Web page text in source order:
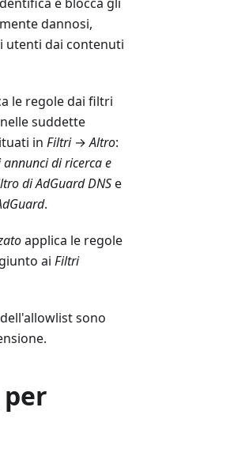
dannosi,
utenti dai contenuti
le regole dai filtri
suddette
in Filtri→Altro:
di ricerca e
di AdGuard DNSe
.
applica le regole
ai Filtri
sono